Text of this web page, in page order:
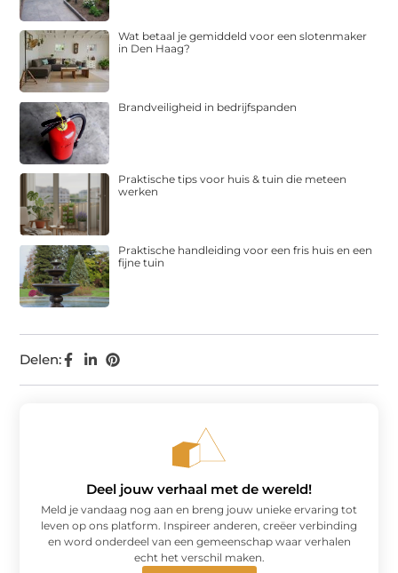
Delen:
Wat betaal je gemiddeld voor een slotenmaker
in Den Haag?
Brandveiligheid in bedrijfspanden
Praktische tips voor huis & tuin die meteen
werken
Praktische handleiding voor een fris huis en een
fijne tuin
Deel jouw verhaal met de wereld!
Meld je vandaag nog aan en breng jouw unieke ervaring tot
leven op ons platform. Inspireer anderen, creëer verbinding
en word onderdeel van een gemeenschap waar verhalen
echt het verschil maken.